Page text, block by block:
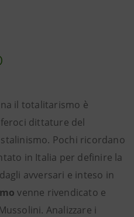
il totalitarismo è
dittature del
Pochi ricordano
in Italia per definire la
avversari e inteso in
venne rivendicato e
Analizzare i